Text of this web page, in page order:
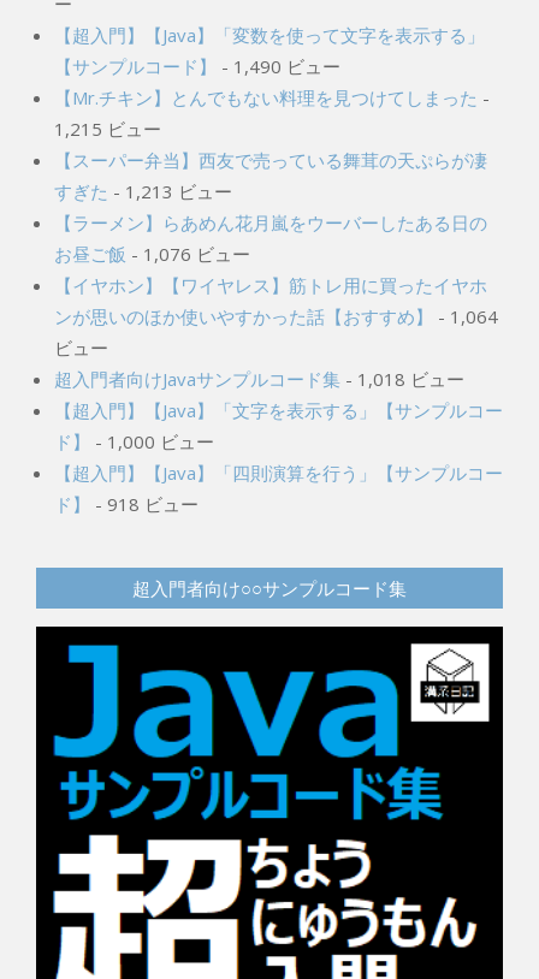
【サンプルコード】
- 1,490 ビュー
【Mr.チキン】とんでもない料理を見つけてしまった
1,215 ビュー
【スーパー弁当】西友で売っている舞茸の天ぷらが凄
すぎた- 1,213 ビュー
【ラーメン】らあめん花月嵐をウーバーしたある日の
お昼ご飯 - 1,076 ビュー
【イヤホン】【ワイヤレス】筋トレ用に買ったイヤホ
ンが思いのほか使いやすかった話【おすすめ】- 1,064
ビュー
超入門者向けJavaサンプルコード集
【超入門】【Java】「文字を表示する」【サンプルコー
ド】 - 1,000 ビュー
【超入門】【Java】「四則演算を行う」【サンプルコー
ド】 - 918 ビュー